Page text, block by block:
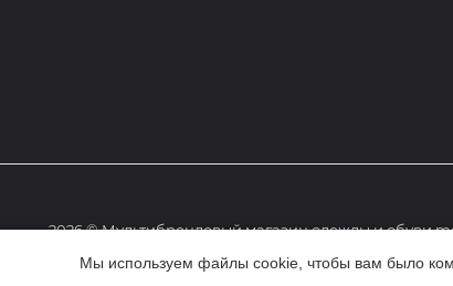
Мы используем файлы cookie, чтобы вам было
2026 © Мультибрендовый магазин одежды и обуви